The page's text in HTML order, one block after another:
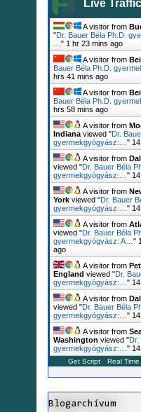
Live
A visitor from
"Dr. Bauer Béla Ph.D.
" 1 hr 23 mins ago
A visitor from
Bauer Béla Ph.D.
hrs 41 mins ago
A visitor from
Bauer Béla Ph.D.
hrs 58 mins ago
A visitor from
Indiana viewed "Dr.
gyermekgyógyász:… "
A visitor from
viewed "Dr. Bauer Béla
gyermekgyógyász:… "
A visitor from
York viewed "Dr. Bauer
gyermekgyógyász:… "
A visitor from
viewed "Dr. Bauer Béla
gyermekgyógyász: A… "
ago
A visitor from
England viewed "Dr.
gyermekgyógyász:… "
A visitor from
viewed "Dr. Bauer Béla
gyermekgyógyász:… "
A visitor from
Washington viewed "
gyermekgyógyász:… "
Get Script Real Time
Blogarchívum